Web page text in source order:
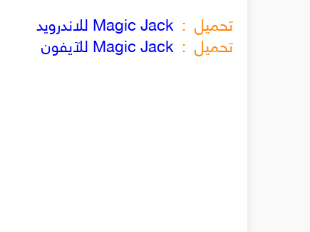
تحميل : Magic Jack للاندرويد
تحميل :Magic Jack للآيفون